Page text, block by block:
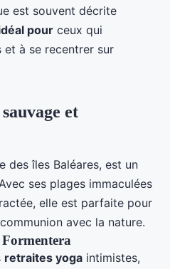
est souvent décrite
pour ceux qui
à se recentrer sur
et
des îles Baléares, est un
ses plages immaculées
elle est parfaite pour
avec la nature.
Formentera
retraites yoga intimistes,